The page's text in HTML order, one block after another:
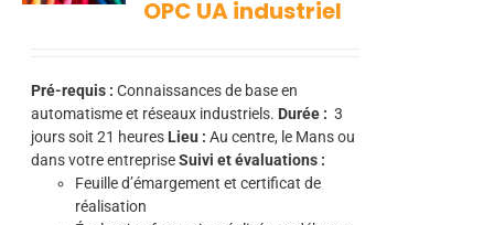
OPC UA industriel
Pré-requis : Connaissances de base en
automatisme et réseaux industriels. Durée : 3
jours soit 21 heures Lieu : Au centre, le Mans ou
dans votre entrepriseSuivi et évaluations :
Feuille d’émargement et certificat de
réalisation